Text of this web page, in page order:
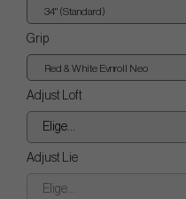
Grip
Adjust Loft
Elige...
Adjust Lie
Elige...